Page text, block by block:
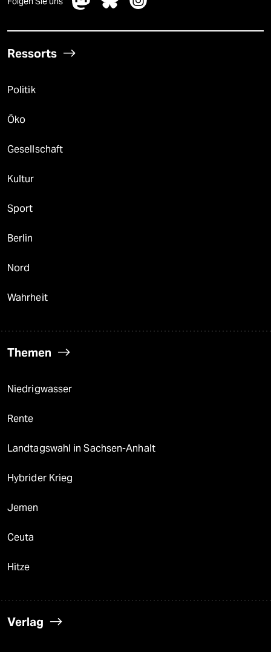
Ressorts
Politik
Öko
Gesellschaft
Kultur
Sport
Berlin
Nord
Wahrheit
Themen
Niedrigwasser
Rente
Landtagswahl in Sachsen-Anhalt
Hybrider Krieg
Jemen
Ceuta
Hitze
Verlag